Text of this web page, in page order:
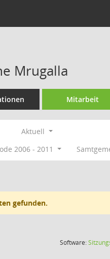
Mrugalla
Mitarbeit
Aktuell
2006 - 2011
gefunden.
Software: